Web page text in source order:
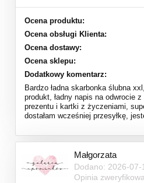
Ocena produktu:
Ocena obsługi Klienta:
Ocena dostawy:
Ocena sklepu:
Dodatkowy komentarz:
Bardzo ładna skarbonka ślubna
produkt, ładny napis na odwrocie
prezentu i kartki z życzeniami,
dostałam wcześniej przesyłkę,
Małgorzata
Dodano: 2026-07-
Opinia